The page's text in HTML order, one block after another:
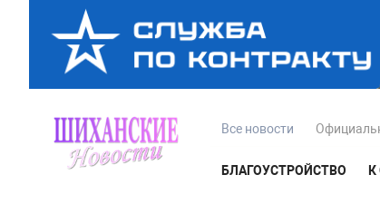
Все новости
БЛАГОУСТРОЙСТВО